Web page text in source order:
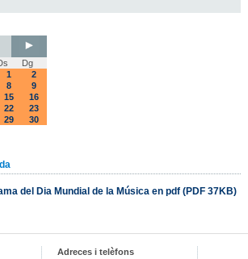
Dg
1
2
8
9
15
16
22
23
29
30
del Dia Mundial de la Música en pdf (PDF 37KB)
Adreces i telèfons